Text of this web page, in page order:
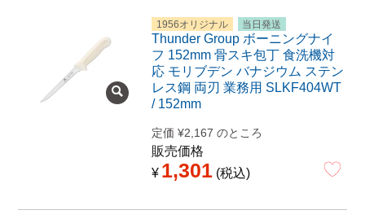
1956オリジナル 当日発送
Thunder Group ボーニングナイ
フ 152mm 骨スキ包丁 食洗機対
応 モリブデン バナジウム ステン
レス鋼 両刃 業務用 SLKF404WT
/ 152mm
定価 ¥2,167 のところ
販売価格
¥ 1,301 税込